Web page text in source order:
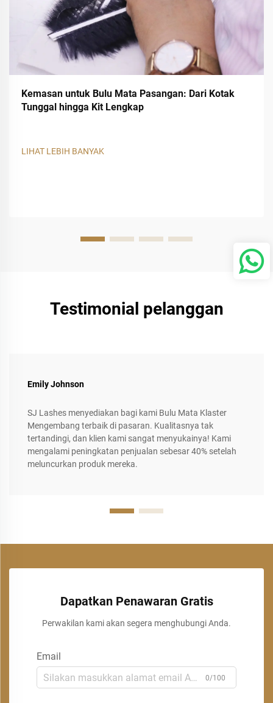
Kemasan untuk Bulu Mata Pasangan: Dari Kotak
Tunggal hingga Kit Lengkap
LIHAT LEBIH BANYAK
Testimonial pelanggan
Emily Johnson
SJ Lashes menyediakan bagi kami Bulu Mata Klaster
Mengembang terbaik di pasaran. Kualitasnya tak
tertandingi, dan klien kami sangat menyukainya! Kami
mengalami peningkatan penjualan sebesar 40% setelah
meluncurkan produk mereka.
Dapatkan Penawaran Gratis
Perwakilan kami akan segera menghubungi Anda.
Email
0/100